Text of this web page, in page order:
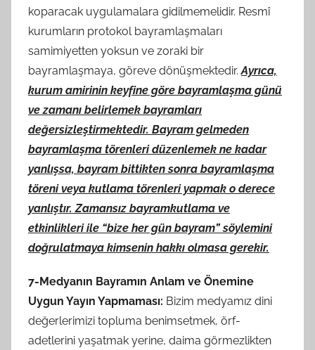
koparacak uygulamalara gidilmemelidir. Resmî
kurumların protokol bayramlaşmaları
samimiyetten yoksun ve zoraki bir
bayramlaşmaya, göreve dönüşmektedir.Ayrıca,
kurum amirinin keyfine göre bayramlaşma günü
ve zamanı belirlemek bayramları
değersizleştirmektedir. Bayram gelmeden
bayramlaşma törenleri düzenlemek ne kadar
yanlışsa, bayram bittikten sonra bayramlaşma
töreni veya kutlama törenleri yapmak o derece
yanlıştır. Zamansız bayramkutlama ve
etkinlikleri ile “bize her gün bayram” söylemini
doğrulatmaya kimsenin hakkı olmasa gerekir.
7-Medyanın Bayramın Anlam ve Önemine
Uygun Yayın Yapmaması: Bizim medyamız dini
değerlerimizi topluma benimsetmek, örf-
adetlerini yaşatmak yerine, daima görmezlikten